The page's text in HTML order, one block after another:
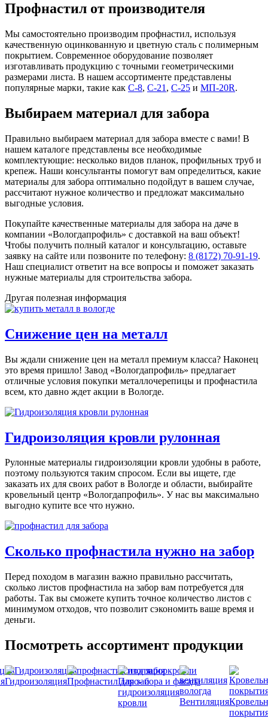
Профнастил от производителя
Мы самостоятельно производим профнастил, используя
качественную оцинкованную и цветную сталь с полимерным
покрытием. Современное оборудование позволяет
изготавливать продукцию с точными геометрическими
размерами листа. В нашем ассортименте представлены
популярные марки, такие как С-8, С-21 , С-25 и МП-20R.
Выбираем материал для забора
Правильно выбираем материал для забора вместе с вами! В
нашем каталоге представлены все необходимые
комплектующие: несколько видов планок, профильных труб и
крепеж. Наши консультанты помогут вам определиться, какие
материалы для забора оптимально подойдут в вашем случае,
рассчитают нужное количество и предложат максимально
выгодные условия.
Покупайте качественные материалы для забора на даче в
компании «Вологдапрофиль» с доставкой на ваш объект!
Чтобы получить полный каталог и консультацию, оставьте
заявку на сайте или позвоните по телефону: 8 (8172) 70-91-19.
Наш специалист ответит на все вопросы и поможет заказать
нужные материалы для строительства забора.
Другая полезная информация
Снижение цен на металл
Вы ждали снижение цен на металл премиум класса? Наконец
это время пришло! Завод «Вологдапрофиль» предлагает
отличные условия покупки металлочерепицы и профнастила
всем, кто давно ждет акции в Вологде.
Гидроизоляция кровли рулонная
Рулонные материалы гидроизоляции кровли удобны в работе,
поэтому пользуются таким спросом. Если вы ищете, где
заказать их для своих работ в Вологде и области, выбирайте
кровельный центр «Вологдапрофиль». У нас вы максимально
выгодно купите все что нужно.
Сколько профнастила нужно на забор
Перед походом в магазин важно правильно рассчитать,
сколько листов профнастила на забор вам потребуется для
работы. Так вы сможете купить точное количество листов с
минимумом отходов, что позволит сэкономить ваше время и
деньги.
Посмотреть ассортимент продукции
ГидроизоляцияПрофнастил для забора и фасада
Паро- и
гидроизоляция
кровли
Вентиляция